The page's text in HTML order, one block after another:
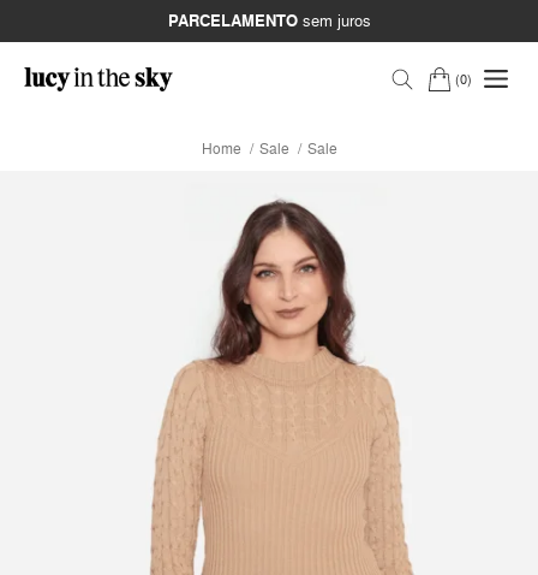
PARCELAMENTOsem juros
0
Home Sale Sale